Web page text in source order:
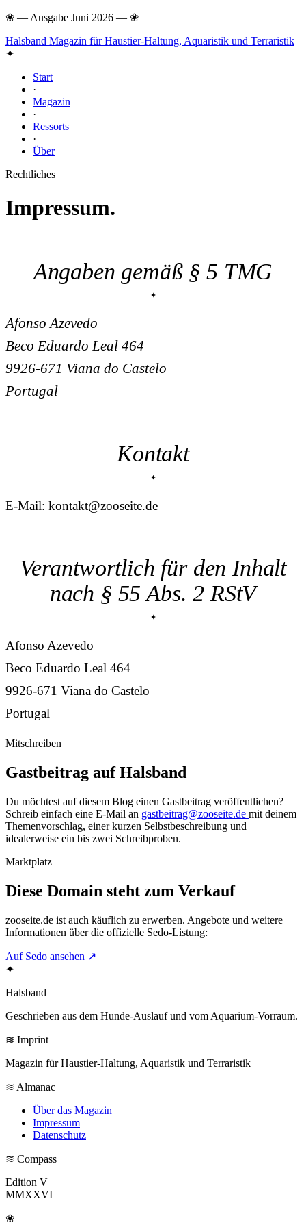
❀ — Ausgabe Juni 2026 — ❀
Halsband Magazin für Haustier-Haltung, Aquaristik und Terraristik
✦
Start
·
Magazin
·
Ressorts
·
Über
Rechtliches
Impressum.
Angaben gemäß § 5 TMG
Afonso Azevedo
Beco Eduardo Leal 464
9926-671 Viana do Castelo
Portugal
Kontakt
E-Mail: kontakt@zooseite.de
Verantwortlich für den Inhalt
nach § 55 Abs. 2 RStV
Afonso Azevedo
Beco Eduardo Leal 464
9926-671 Viana do Castelo
Portugal
Mitschreiben
Gastbeitrag auf Halsband
Du möchtest auf diesem Blog einen Gastbeitrag veröffentlichen?
Schreib einfach eine E-Mail an gastbeitrag@zooseite.de mit deinem
Themenvorschlag, einer kurzen Selbstbeschreibung und
idealerweise ein bis zwei Schreibproben.
Marktplatz
Diese Domain steht zum Verkauf
zooseite.de ist auch käuflich zu erwerben. Angebote und weitere
Informationen über die offizielle Sedo-Listung:
Auf Sedo ansehen ↗
✦
Halsband
Geschrieben aus dem Hunde-Auslauf und vom Aquarium-Vorraum.
≋ Imprint
Magazin für Haustier-Haltung, Aquaristik und Terraristik
≋ Almanac
Über das Magazin
Impressum
Datenschutz
≋ Compass
Edition V
MMXXVI
❀